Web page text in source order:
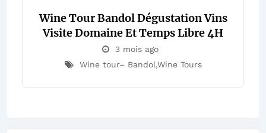
Wine Tour Bandol Dégustation Vins
Visite Domaine Et Temps Libre 4H
3 mois ago
Wine tour– Bandol,Wine Tours